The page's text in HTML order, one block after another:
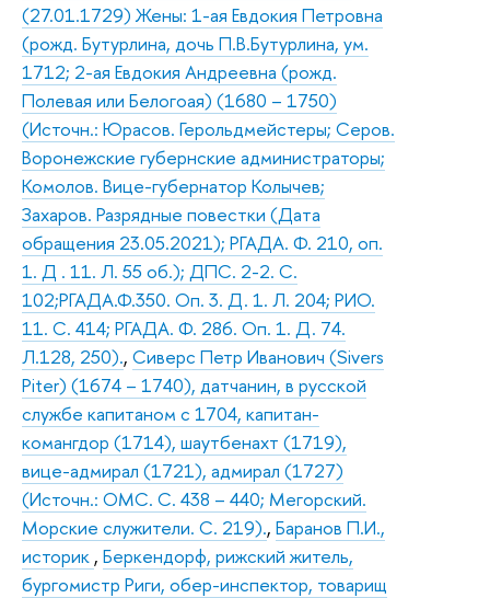
(27.01.1729) Жены: 1-ая Евдокия Петровна
(рожд. Бутурлина, дочь П.В.Бутурлина, ум.
1712; 2-ая Евдокия Андреевна (рожд.
Полевая или Белогоая) (1680 – 1750)
(Источн.: Юрасов. Герольдмейстеры; Серов.
Воронежские губернские администраторы;
Комолов. Вице-губернатор Колычев;
Захаров. Разрядные повестки (Дата
обращения 23.05.2021); РГАДА. Ф. 210, оп.
1. Д . 11. Л. 55 об.); ДПС. 2-2. С.
102;РГАДА.Ф.350. Оп. 3. Д. 1. Л. 204; РИО.
11. С. 414; РГАДА. Ф. 286. Оп. 1. Д. 74.
Л.128, 250)., Сиверс Петр Иванович (Sivers
Piter) (1674 – 1740), датчанин, в русской
службе капитаном с 1704, капитан-
комангдор (1714), шаутбенахт (1719),
вице-адмирал (1721), адмирал (1727)
(Источн.: ОМС. С. 438 – 440; Мегорский.
Морские служители. С. 219)., Баранов П.И.,
историк , Беркендорф, рижский житель,
бургомистр Риги, обер-инспектор, товарищ